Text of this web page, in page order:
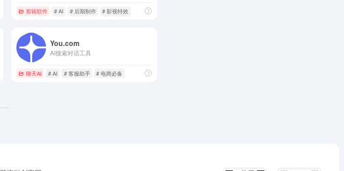
剪辑软件 # AI # 后期制作 # 影视特效
​You.com
AI搜索对话工具
聊天AI # AI # 客服助手 # 电商必备